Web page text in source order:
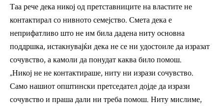
Таа рече дека никој од претставниците на властите не
контактирал со нивното семејство. Смета дека е
неприфатливо што не им била дадена ниту основна
поддршка, истакнувајќи дека не се ни удостоиле да изразат
сочувство, а камоли да понудат каква било помош.
„Никој не не контактираше, ниту ни изрази сочувство.
Само нашиот општински претседател дојде да изрази
сочувство и праша дали ни треба помош. Ниту мислиме,